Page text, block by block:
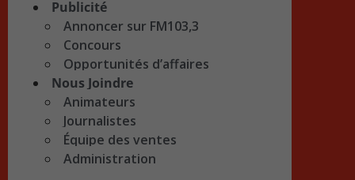
Publicité
Annoncer sur FM103,3
Concours
Opportunités d’affaires
Nous Joindre
Animateurs
Journalistes
Équipe des ventes
Administration